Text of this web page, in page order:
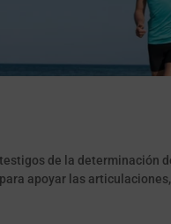
de la determinación
apoyar las